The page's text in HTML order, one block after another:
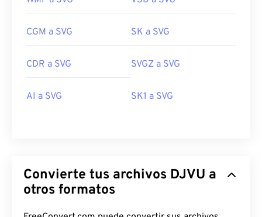
CGM a SVG SK a SVG
CDR a SVG SVGZ a SVG
AI a SVG SK1 a SVG
Convierte tus archivos DJVU a
otros formatos